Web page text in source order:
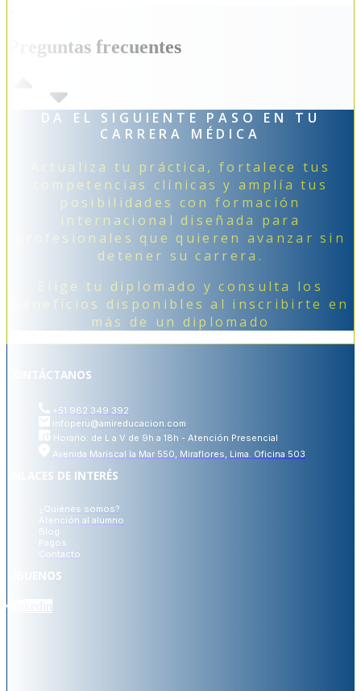
Preguntas frecuentes
DA EL SIGUIENTE PASO EN TU
CARRERA MÉDICA
Actualiza tu práctica, fortalece tus
competencias clínicas y amplía tus
posibilidades con formación
internacional diseñada para
profesionales que quieren avanzar sin
detener su carrera.
Elige tu diplomado y consulta los
beneficios disponibles al inscribirte en
más de un diplomado
CONTÁCTANOS
+51 962 349 392
infoperu@amireducacion.com
Horario: de L a V de 9h a 18h - Atención Presencial
Avenida Mariscal la Mar 550, Miraflores, Lima. Oficina 503
ENLACES DE INTERÉS
¿Quiénes somos?
Atención al alumno
Blog
Pagos
Contacto
SÍGUENOS
Linkedin